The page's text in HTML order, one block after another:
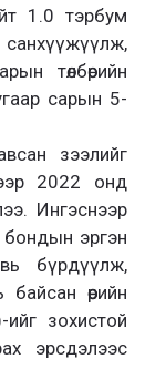
1.0 тэрбум
төлбөрийн
сарын 5-
зээлийг
2022 онд
Ингэснээр
бондын эргэн
бүрдүүлж,
өөрийн
ийг зохистой
эрсдэлээс